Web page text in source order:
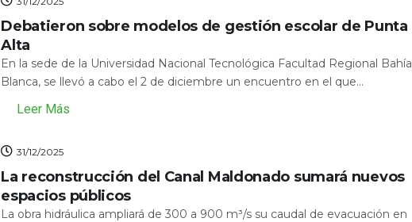
Debatieron sobre modelos de gestión escolar de Punta
Alta
En la sede de la Universidad Nacional Tecnológica Facultad Regional Bahía
Blanca, se llevó a cabo el 2 de diciembre un encuentro en el que...
Leer Más
31/12/2025
La reconstrucción del Canal Maldonado sumará nuevos
espacios públicos
La obra hidráulica ampliará de 300 a 900 m³/s su caudal de evacuación en